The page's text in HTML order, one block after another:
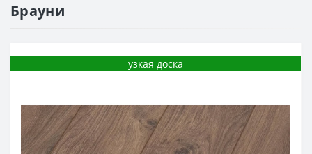
Брауни
узкая доска